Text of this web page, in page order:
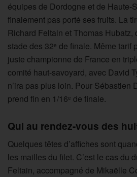
équipes de Dordogne et de Haute-
finalement pas porté ses fruits. La
Richard Feltain et Thomas Hubatz,
stade des 32e de finale. Même tarif
juste championne de France en
comité haut-savoyard, avec David
n’ira pas plus loin. Pour Sébastien
prend fin en 1/16e de finale.
Qui au rendez-vous des
Quelques têtes d’affiches sont
les mailles du filet. C’est le cas du
Feltain, accompagné de Mikaëlle